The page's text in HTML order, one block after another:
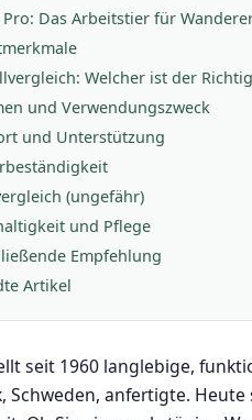
Pro: Das Arbeitstier für
Welcher ist der
und Verwendungszweck
und Unterstützung
(ungefähr)
und Pflege
Empfehlung
Artikel
seit 1960 langlebige,
Schweden, anfertigte.